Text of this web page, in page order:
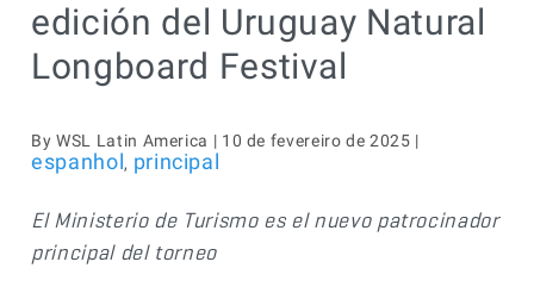
edición del Uruguay Natural
Longboard Festival
By WSL Latin America | 10 de fevereiro de 2025 |
espanhol, principal
El Ministerio de Turismo es el nuevo patrocinador
principal del torneo